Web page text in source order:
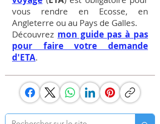
vous rendre en Ecosse, en
Angleterre ou au Pays de Galles.
Découvrez mon guide pas à pas
pour faire votre demande
d'ETA.